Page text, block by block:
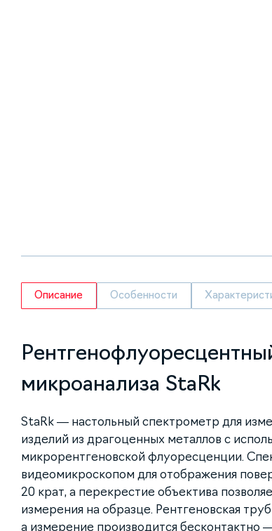
Описание Особенности
микроанализа StaRk
StaRk — настольный спектрометр для
изделий из драгоценных металлов с
микрорентгеновской флуоресценции.
видеомикроскопом для отображения
20 крат, а перекрестие объектива
измерения на образце. Рентгеновская
а измерение производится